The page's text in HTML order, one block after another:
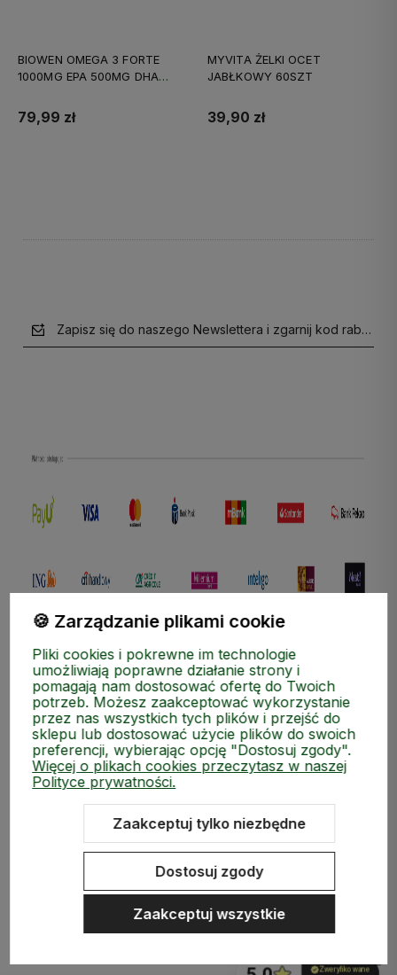
BIOWEN OMEGA 3 FORTE
1000MG EPA 500MG DHA
79,99 zł
MYVITA ŻELKI OCET
JABŁKOWY 60SZT
39,90 zł
Zapisz się do naszego Newslettera i zgarnij kod
MEDIA SPOŁECZNOŚCIOWE
MOJE KONTO
🍪 Zarządzanie plikami cookie
Pliki cookies i pokrewne im technologie
umożliwiają poprawne działanie strony i
pomagają nam dostosować ofertę do Twoich
potrzeb. Możesz zaakceptować wykorzystanie
przez nas wszystkich tych plików i przejść do
sklepu lub dostosować użycie plików do swoich
preferencji, wybierając opcję "Dostosuj zgody".
Więcej o plikach cookies przeczytasz w naszej
Polityce prywatności.
Zaakceptuj tylko niezbędne
Dostosuj zgody
Zaakceptuj wszystkie